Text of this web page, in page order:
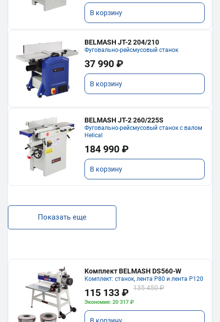
В корзину
BELMASH JT-2 204/210
Фуговально-рейсмусовый станок
37 990 ₽
В корзину
BELMASH JT-2 260/225S
Фуговально-рейсмусовый станок с валом
Helical
184 990 ₽
В корзину
Показать еще
Комплект BELMASH DS560-W
Комплект: станок, лента P80 и лента P120
115 133 ₽ 135 450 ₽
Экономия: 20 317 ₽
В корзину